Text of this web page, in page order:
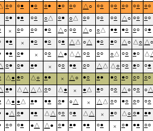
○○ ○● ●○ ○● ●○ ○○ △○ ○○ ○○ ○○ ○○ ○○
○● ●● ○○ ○△ ○● ○△ ○○ ○○ ○○ △ ○ ○○ ○○
× ○○ ○○ ●○ △○ ○○ △○ ○△ ●● ●○ ○○ ○●
●● × ●○ ●○ ○● △ △ ○△ ●○ ●○ △ ○ △ ○ △ ○
●● ○● × ○○ △ ● △ △ ○○ ○○ ○△ ○○ ●○ △
○● ○● ●● × ○○ ●● ○○ △ △ △ ○ ○○ ●○ ○●
△ ● ●○ △ ○ ●● × △ ○ ●○ ●● ●○ ●○ ○○ ○○
●● △ △ △ △ ○○ △ ● × ● △ ●○ ○○ △ ○ ○○ ○△
△ ● ●△ ●● ●● ○● ○△ × △ △ ○○ ●○ ○○ ○○
● △ ○● ●● △ △ ○○ ○● △ △ × ●○ △ ○ ○● ●●
○○ ○● ●△ △ ● ○● ●● ●● ○● × ○● ●● ○○